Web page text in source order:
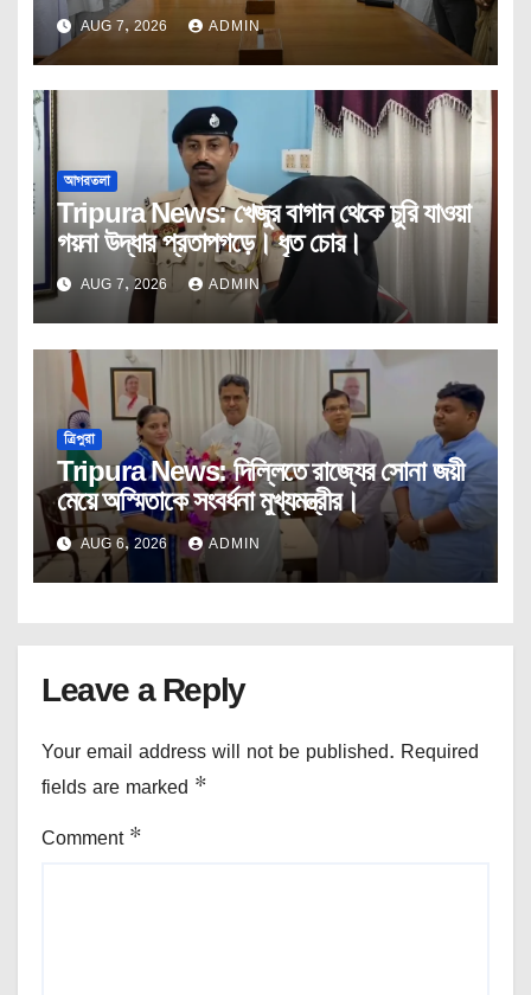
কোর কমিটির বৈঠক।
AUG 7, 2026 ADMIN
আগরতলা
Tripura News: খেজুর বাগান থেকে চুরি যাওয়া
গয়না উদ্ধার প্রতাপগড়ে। ধৃত চোর।
AUG 7, 2026 ADMIN
ত্রিপুরা
Tripura News: দিল্লিতে রাজ্যের সোনা জয়ী
মেয়ে অস্মিতাকে সংবর্ধনা মুখ্যমন্ত্রীর।
AUG 6, 2026 ADMIN
Leave a Reply
Your email address will not be published. Required
fields are marked *
Comment *